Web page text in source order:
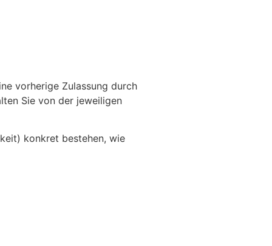
vorherige Zulassung durch
Sie von der jeweiligen
konkret bestehen, wie